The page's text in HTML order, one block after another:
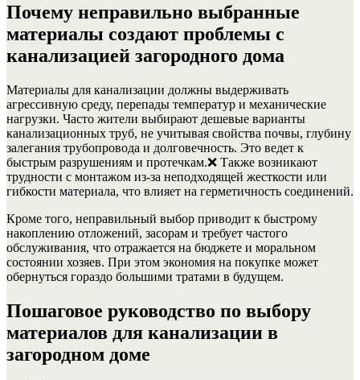
Почему неправильно выбранные
материалы создают проблемы с
канализацией загородного дома
Материалы для канализации должны выдерживать
агрессивную среду, перепады температур и механические
нагрузки. Часто жители выбирают дешевые варианты
канализационных труб, не учитывая свойства почвы, глубину
залегания трубопровода и долговечность. Это ведет к
быстрым разрушениям и протечкам.❌ Также возникают
трудности с монтажом из-за неподходящей жесткости или
гибкости материала, что влияет на герметичность соединений.
Кроме того, неправильный выбор приводит к быстрому
накоплению отложений, засорам и требует частого
обслуживания, что отражается на бюджете и моральном
состоянии хозяев. При этом экономия на покупке может
обернуться гораздо большими тратами в будущем.
Пошаговое руководство по выбору
материалов для канализации в
загородном доме